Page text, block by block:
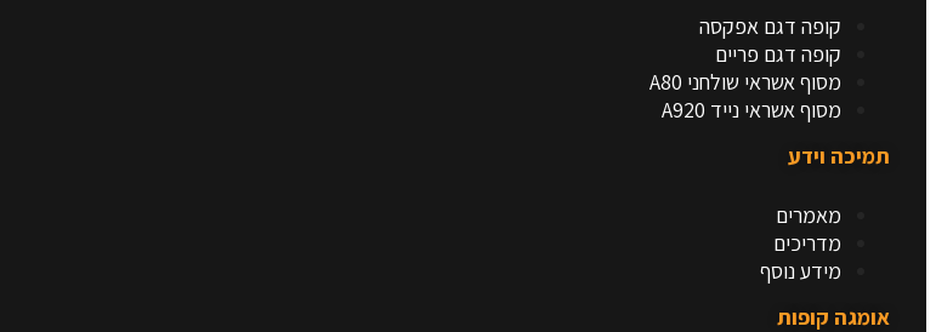
קופה דגם אפקסה
קופה דגם פריים
מסוף אשראי שולחני A80
מסוף אשראי נייד A920
תמיכה וידע
מאמרים
מדריכים
מידע נוסף
אומגה קופות​